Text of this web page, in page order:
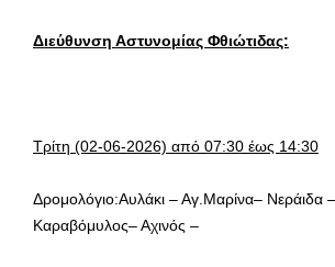
Διεύθυνση Αστυνομίας Φθιώτιδας:
Τρίτη (02-06-2026) από 07:30 έως 14:30
Δρομολόγιο:Αυλάκι – Αγ.Μαρίνα– Νεράιδα
Καραβόμυλος– Αχινός –